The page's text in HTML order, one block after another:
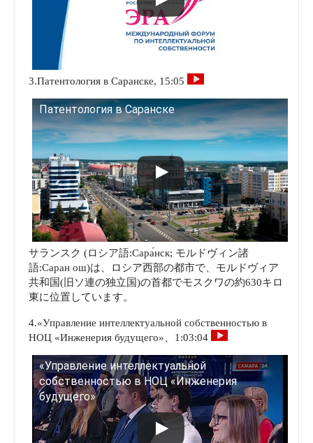
3.Патентология в Саранске, 15:05
Патентология в Саранске
サランスク (ロシア語:Сара́нск; モルドヴィン諸
語:Саран ош)は、ロシア西部の都市で、モルドヴィア
共和国(旧ソ連の独立国)の首都でモスクワの約630キロ
東に位置しています。
4.«Управление интеллектуальной собственностью в
НОЦ «Инженерия будущего»、1:03:04
«Управление интеллектуальной
собственностью в НОЦ «Инженерия
будущего»